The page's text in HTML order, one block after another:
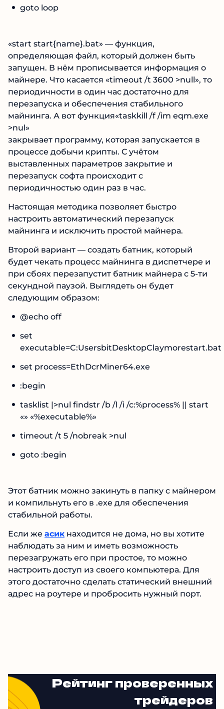
goto loop
«start start{name}.bat» — функция,
определяющая файл, который должен быть
запущен. В нём прописывается информация о
майнере. Что касается «timeout /t 3600 >null», то
периодичности в один час достаточно для
перезапуска и обеспечения стабильного
майнинга. А вот функция«taskkill /f /im eqm.exe
>nul»
закрывает программу, которая запускается в
процессе добычи крипты. С учётом
выставленных параметров закрытие и
перезапуск софта происходит с
периодичностью один раз в час.
Настоящая методика позволяет быстро
настроить автоматический перезапуск
майнинга и исключить простой майнера.
Второй вариант — создать батник, который
будет чекать процесс майнинга в диспетчере и
при сбоях перезапустит батник майнера с 5-ти
секундной паузой. Выглядеть он будет
следующим образом:
@echo off
set
executable=C:UsersbitDesktopClaymorestart.bat
set process=EthDcrMiner64.exe
:begin
tasklist |>nul findstr /b /l /i /c:%process% || start
«» «%executable%»
timeout /t 5 /nobreak >nul
goto :begin
Этот батник можно закинуть в папку с майнером
и компильнуть его в .exe для обеспечения
стабильной работы.
Если же асик находится не дома, но вы хотите
наблюдать за ним и иметь возможность
перезагружать его при простое, то можно
настроить доступ из своего компьютера. Для
этого достаточно сделать статический внешний
адрес на роутере и пробросить нужный порт.
Рейтинг проверенных
трейдеров